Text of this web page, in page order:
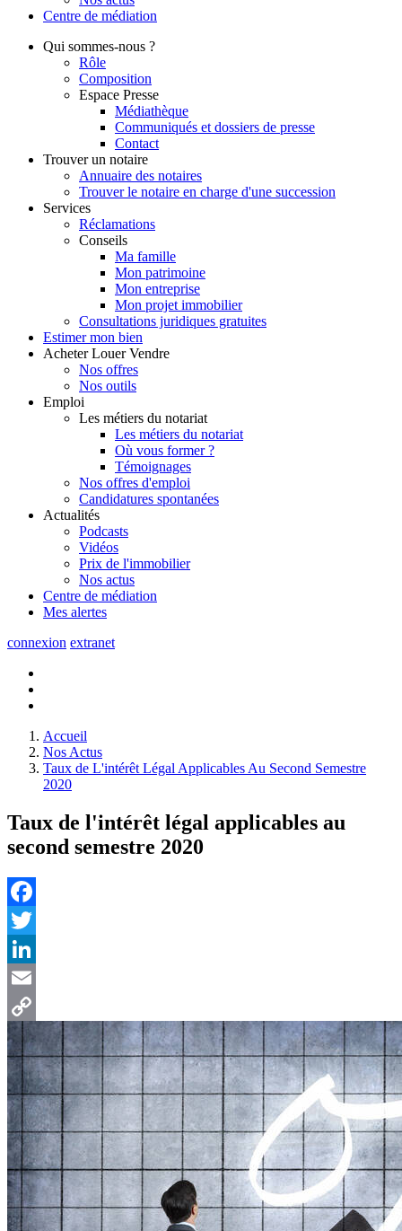
Centre de médiation
Qui sommes-nous ?
Rôle
Composition
Espace Presse
Médiathèque
Communiqués et dossiers de presse
Contact
Trouver un notaire
Annuaire des notaires
Trouver le notaire en charge d'une succession
Services
Réclamations
Conseils
Ma famille
Mon patrimoine
Mon entreprise
Mon projet immobilier
Consultations juridiques gratuites
Estimer mon bien
Acheter Louer Vendre
Nos offres
Nos outils
Emploi
Les métiers du notariat
Les métiers du notariat
Où vous former ?
Témoignages
Nos offres d'emploi
Candidatures spontanées
Actualités
Podcasts
Vidéos
Prix de l'immobilier
Nos actus
Centre de médiation
Mes alertes
connexion extranet
Accueil
Nos Actus
Taux de L'intérêt Légal Applicables Au Second Semestre
2020
Taux de l'intérêt légal applicables au
second semestre 2020
Facebook
Twitter
LinkedIn
Email
Copy
Link